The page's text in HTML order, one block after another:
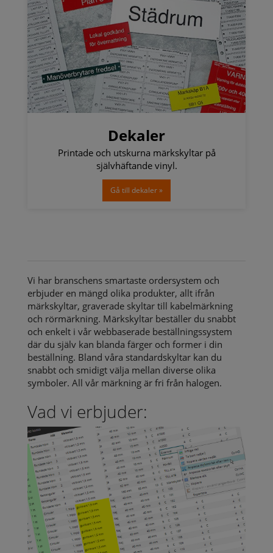
Dekaler
Printade och utskurna märkskyltar på
självhäftande vinyl.
Gå till dekaler »
Vi har branschens smartaste ordersystem och
erbjuder en mängd olika produkter, allt ifrån
märkskyltar, graverade skyltar till kabelmärkning
och rörmärkning. Märkskyltar beställer du snabbt
och enkelt i vår webbaserade beställningssystem
där du själv kan blanda färger och former i din
beställning. Bland våra standardskyltar kan du
snabbt och smidigt välja mellan diverse olika
symboler. All vår märkning är fri från halogen.
Vad vi erbjuder: